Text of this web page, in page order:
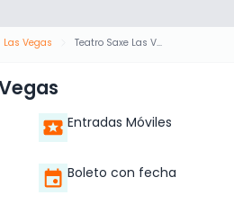
Las Vegas Teatro Saxe Las Vegas
Entradas Móviles
Boleto con fecha